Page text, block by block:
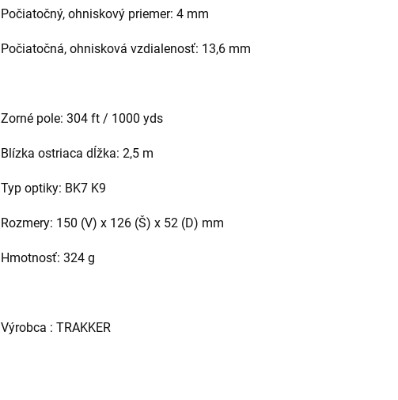
Počiatočný, ohniskový priemer: 4 mm
Počiatočná, ohnisková vzdialenosť: 13,6 mm
Zorné pole: 304 ft / 1000 yds
Blízka ostriaca dĺžka: 2,5 m
Typ optiky: BK7 K9
Rozmery: 150 (V) x 126 (Š) x 52 (D) mm
Hmotnosť: 324 g
Výrobca : TRAKKER